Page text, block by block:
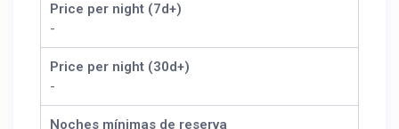
Price per night (7d+)
-
Price per night (30d+)
-
Noches mínimas de reserva